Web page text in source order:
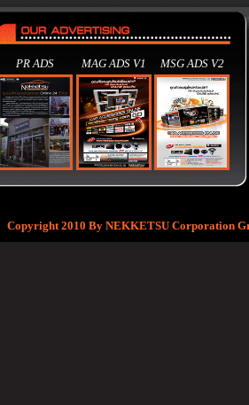
PR ADS MAG ADS V1 MSG ADS V2
Copyright 2010 By NEKKETSU Corporation